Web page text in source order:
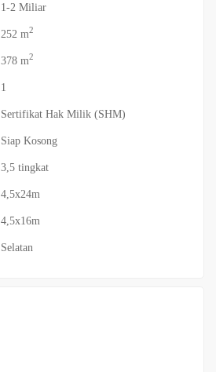
1-2 Miliar
252 m2
378 m2
1
Sertifikat Hak Milik (SHM)
Siap Kosong
3,5 tingkat
4,5x24m
4,5x16m
Selatan